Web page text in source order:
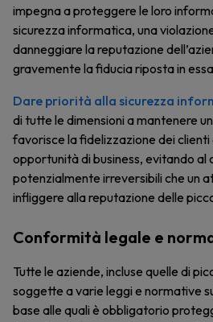
impegna a proteggere le loro
sicurezza informatica, una
danneggiare la reputazione
gravemente la fiducia riposta in
Dare priorità alla sicurezza
di tutte le dimensioni a mantenere
favorisce la fidelizzazione dei
opportunità di business, evitando al
potenzialmente irreversibili che un
infliggere alla reputazione delle
Conformità legale e
Tutte le aziende, incluse quelle di
soggette a varie leggi e normative
base alle quali è obbligatorio